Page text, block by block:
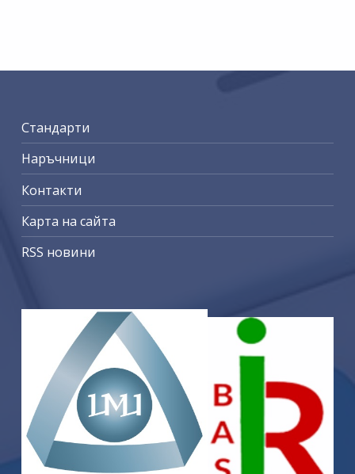
Стандарти
Наръчници
Контакти
Карта на сайта
RSS новини